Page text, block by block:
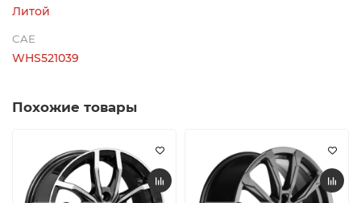
Литой
CAE
WHS521039
Похожие товары